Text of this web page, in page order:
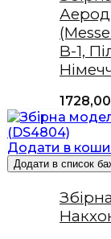
B-1,
1728,00
Додати в
Додати в список